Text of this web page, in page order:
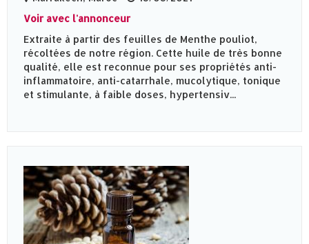
Voir avec l'annonceur
Extraite à partir des feuilles de Menthe pouliot,
récoltées de notre région. Cette huile de très bonne
qualité, elle est reconnue pour ses propriétés anti-
inflammatoire, anti-catarrhale, mucolytique, tonique
et stimulante, à faible doses, hypertensiv...